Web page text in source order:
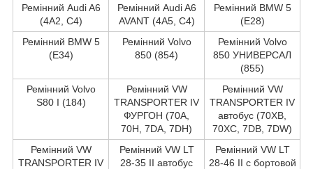
Ремінний Audi A6
(4A2, C4)
Ремінний Audi A6
AVANT (4A5, C4)
Ремінний BMW 5
(E28)
Ремінний BMW 5
(E34)
Ремінний Volvo
850 (854)
Ремінний Volvo
850 УНИВЕРСАЛ
(855)
Ремінний Volvo
S80 I (184)
Ремінний VW
TRANSPORTER IV
ФУРГОН (70A,
70H, 7DA, 7DH)
Ремінний VW
TRANSPORTER IV
автобус (70XB,
70XC, 7DB, 7DW)
Ремінний VW
TRANSPORTER IV
Ремінний VW LT
28-35 II автобус
Ремінний VW LT
28-46 II c бортовой